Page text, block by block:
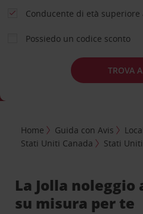
Conducente di età superiore
Possiedo un codice sconto
TROVA
Home Guida con Avis
Stati Uniti Canada
Stati Uniti
La Jolla
su misura per te